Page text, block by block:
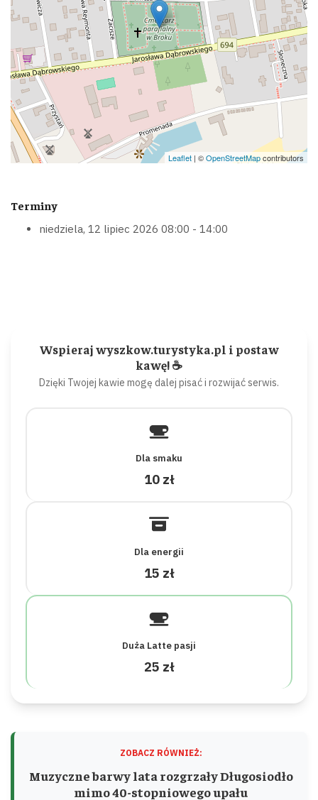
Leaflet | ©OpenStreetMapcontributors
Terminy
niedziela, 12 lipiec 2026 08:00 - 14:00
Wspieraj wyszkow.turystyka.pl i postaw
kawę! ☕
Dzięki Twojej kawie mogę dalej pisać i rozwijać serwis.
Dla smaku
10 zł
Dla energii
15 zł
Duża Latte pasji
25 zł
ZOBACZ RÓWNIEŻ:
Muzyczne barwy lata rozgrzały Długosiodło
mimo 40-stopniowego upału